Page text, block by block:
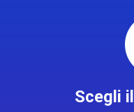
Scegli